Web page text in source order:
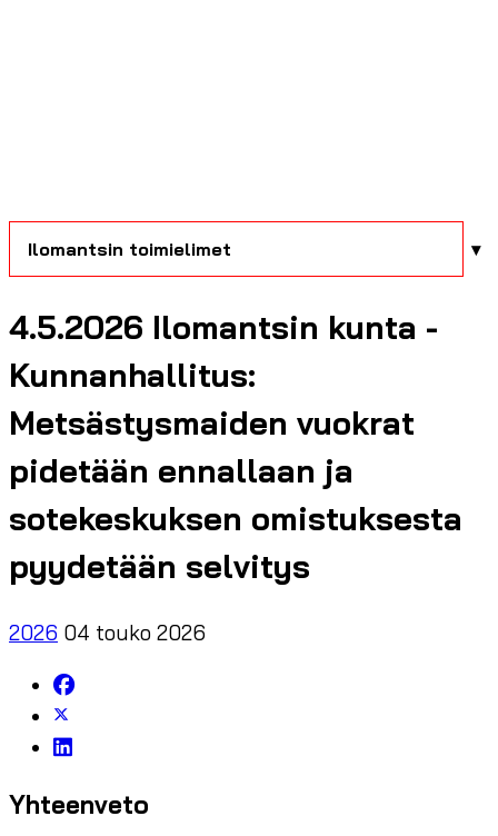
Ilomantsin toimielimet
4.5.2026 Ilomantsin kunta -
Kunnanhallitus:
Metsästysmaiden vuokrat
pidetään ennallaan ja
sotekeskuksen omistuksesta
pyydetään selvitys
2026 04 touko 2026
Yhteenveto